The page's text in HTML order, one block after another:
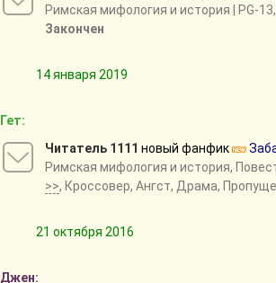
Римская мифология и история | PG-
Закончен
14 января 2019
Гет:
Читатель 1111 новый фанфик
Римская мифология и история,
>>, Кроссовер, Ангст, Драма,
21 октября 2016
Джен: